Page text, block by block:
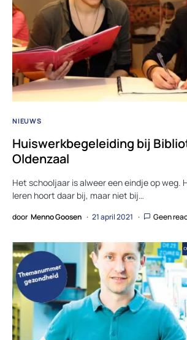
NIEUWS
Huiswerkbegeleiding bij
Oldenzaal
Het schooljaar is alweer een eindje op weg.
leren hoort daar bij, maar niet bij…
door Menno Goosen 21 april 2021 Geen